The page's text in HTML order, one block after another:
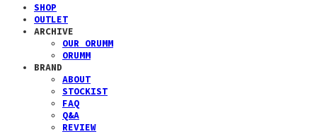
SHOP
OUTLET
ARCHIVE
OUR ORUMM
ORUMM
BRAND
ABOUT
STOCKIST
FAQ
Q&A
REVIEW